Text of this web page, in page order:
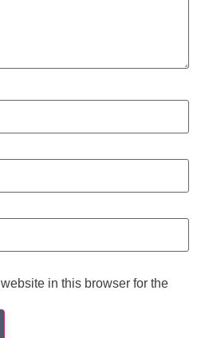
in this browser for the